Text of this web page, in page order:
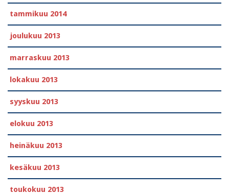
tammikuu 2014
joulukuu 2013
marraskuu 2013
lokakuu 2013
syyskuu 2013
elokuu 2013
heinäkuu 2013
kesäkuu 2013
toukokuu 2013